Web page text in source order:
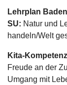
Lehrplan
SU: Natur und
handeln/Welt
Kita-
Freude an der
Umgang mit